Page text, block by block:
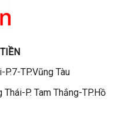
TP.Vũng Tàu
P. Tam Thắng-TP.Hồ